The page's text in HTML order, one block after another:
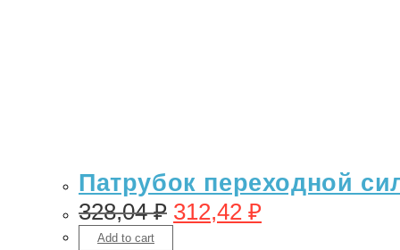
Патрубок переходной
328,04₽ 312,42 ₽
Add to cart